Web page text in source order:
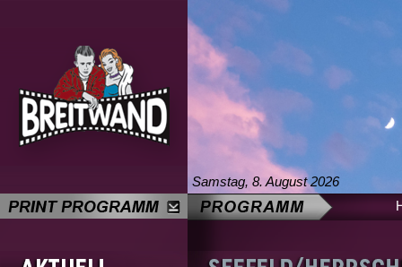
Samstag, 8. August 2026